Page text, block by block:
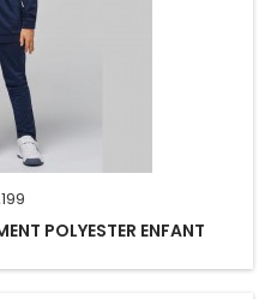
POLYESTER ENFANT